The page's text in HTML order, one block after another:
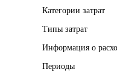
Категории затрат
Типы затрат
Информация о
Периоды